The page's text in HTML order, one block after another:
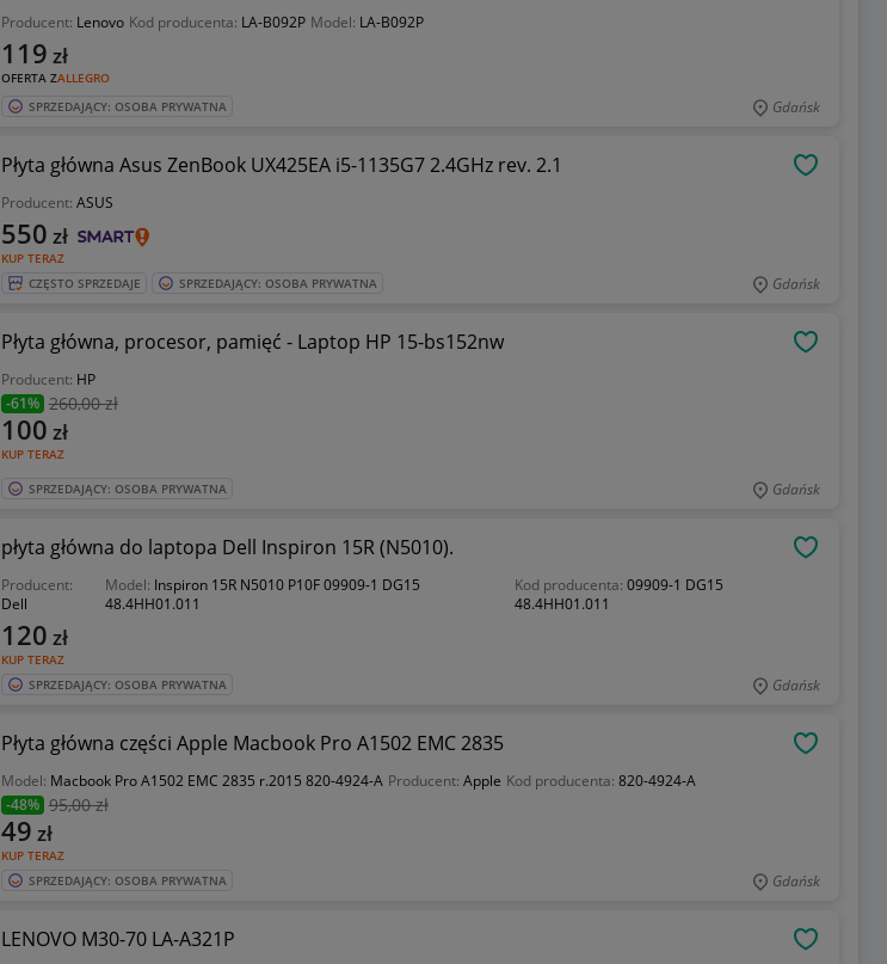
Producent: Lenovo Kod producenta: LA-B092P Model: LA-B092P
OFERTA ZALLEGRO
119 zł
SPRZEDAJĄCY: OSOBA PRYWATNA Gdańsk
Płyta główna Asus ZenBook UX425EA i5-1135G7 2.4GHz rev. 2.1
Producent: ASUS
KUP TERAZ
550 zł
CZĘSTO SPRZEDAJE SPRZEDAJĄCY: OSOBA PRYWATNA Gdańsk
Płyta główna, procesor, pamięć - Laptop HP 15-bs152nw
Producent: HP
-61% 260,00 zł
KUP TERAZ
100 zł
SPRZEDAJĄCY: OSOBA PRYWATNA Gdańsk
płyta główna do laptopa Dell Inspiron 15R (N5010).
Producent:
Dell
Model: Inspiron 15R N5010 P10F 09909-1 DG15
48.4HH01.011
Kod producenta: 09909-1 DG15
48.4HH01.011
KUP TERAZ
120 zł
SPRZEDAJĄCY: OSOBA PRYWATNA Gdańsk
Płyta główna części Apple Macbook Pro A1502 EMC 2835
Model: Macbook Pro A1502 EMC 2835 r.2015 820-4924-A Producent: Apple Kod producenta: 820-4924-A
-48% 95,00 zł
KUP TERAZ
49 zł
SPRZEDAJĄCY: OSOBA PRYWATNA Gdańsk
LENOVO M30-70 LA-A321P